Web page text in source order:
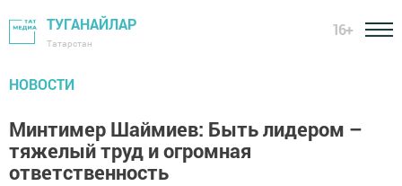
ТУГАНАЙЛАР
Татарстан
16+
НОВОСТИ
Минтимер Шаймиев: Быть лидером –
тяжелый труд и огромная
ответственность